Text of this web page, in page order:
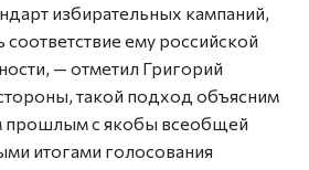
избирательных кампаний,
соответствие ему российской
— отметил Григорий
такой подход объясним
прошлым с якобы всеобщей
итогами голосования